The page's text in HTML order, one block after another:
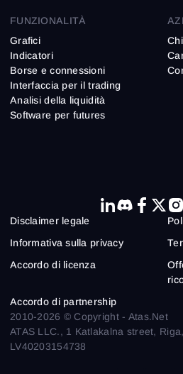
FUNZIONALITÀ
Grafici
Indicatori
Borse e connessioni
Interfaccia per il trading
Analisi della liquidità
Software per futures
2010-2026 © Copyright - Atas.Net
ATAS LLC., 1 Katlakalna street,
LV40203154738
Disclaimer legale
Informativa sulla privacy
Accordo di licenza
Accordo di partnership